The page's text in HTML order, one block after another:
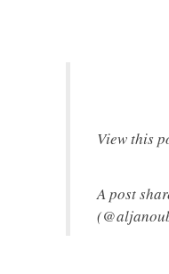
View this
A post